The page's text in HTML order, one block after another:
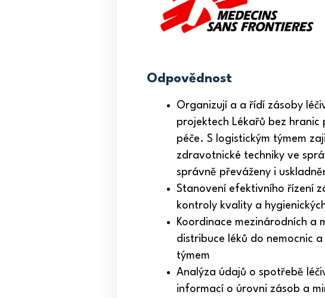
Odpovědnost
Organizují a a řídí zásoby
projektech Lékařů bez
péče. S logistickým týmem
zdravotnické techniky ve
správně převáženy i
Stanovení efektivního řízení
kontroly kvality a
Koordinace mezinárodních a
distribuce léků do nemocnic
týmem
Analýza údajů o spotřebě
informací o úrovni zásob a